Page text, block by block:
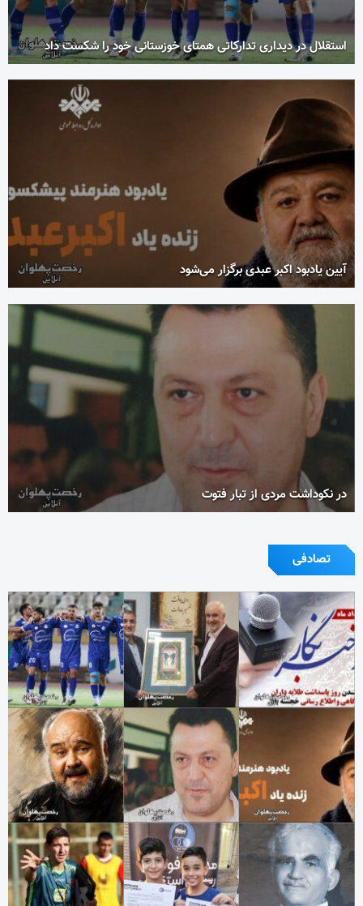
استقلال در دیداری تدارکاتی همتای خوزستانی خود را شکست داد
آیین یادبود اکبر عبدی برگزار می‌شود
در نکوداشت مردی از تبار فتوت
تصادفی